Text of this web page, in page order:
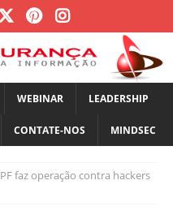
WEBINAR LEADERSHIP
CONTATE-NOS MINDSEC
PF faz operação contra hackers